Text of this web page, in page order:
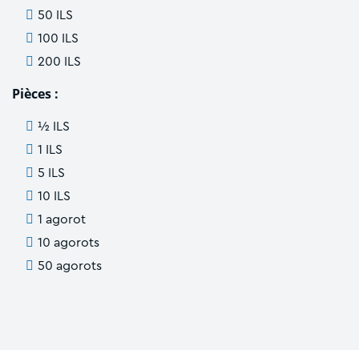
50 ILS
100 ILS
200 ILS
Pièces :
½ ILS
1 ILS
5 ILS
10 ILS
1 agorot
10 agorots
50 agorots